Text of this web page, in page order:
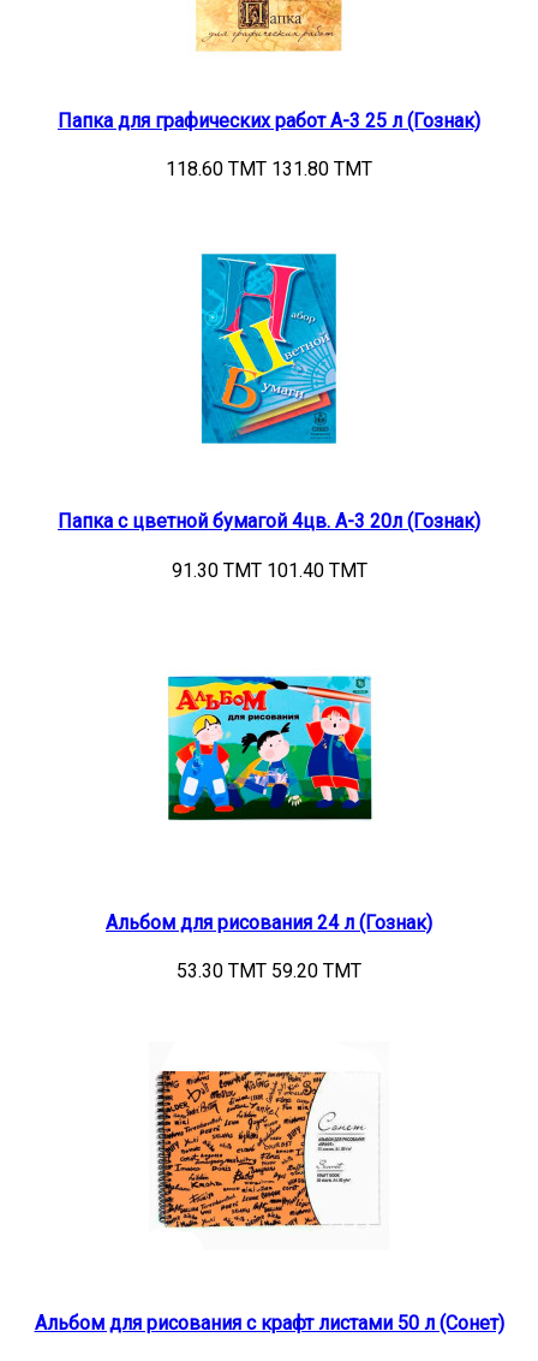
Папка для графических работ А-3 25 л (Гознак)
118.60 TMT 131.80 TMT
Папка с цветной бумагой 4цв. А-3 20л (Гознак)
91.30 TMT 101.40 TMT
Альбом для рисования 24 л (Гознак)
53.30 TMT 59.20 TMT
Альбом для рисования с крафт листами 50 л (Сонет)